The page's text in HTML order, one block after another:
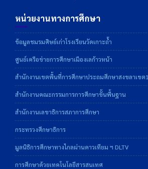
หน่วยงานทางการศึกษา
ข้อมูลชมรมศิษย์เก่าโรงเรียนวัดเกาะถ้ำ
ศูนย์เครือข่ายการศึกษาเมืองเลก้าวหน้า
สำนักงานเขตพื้นที่การศึกษาประถมศึกษาสงขลาเขต1
สำนักงานคณะกรรมการการศึกษาขั้นพื้นฐาน
สำนักงานเลขาธิการสภาการศึกษา
กระทรวงศึกษาธิการ
มูลนิธิการศึกษาทางไกลผ่านดาวเทียม ฯ DLTV
การศึกษาด้วยเทคโนโลยีสารสนเทศ